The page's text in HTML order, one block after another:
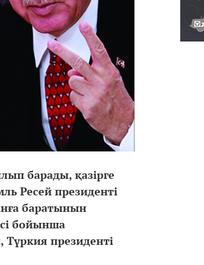
барады, қазірге
Ресей президенті
баратынын
бойынша
Түркия президенті